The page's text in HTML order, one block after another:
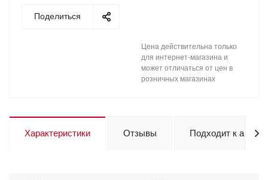
Поделиться
Цена действительна только
для интернет-магазина и
может отличаться от цен в
розничных магазинах
Характеристики Отзывы Подходит к авто